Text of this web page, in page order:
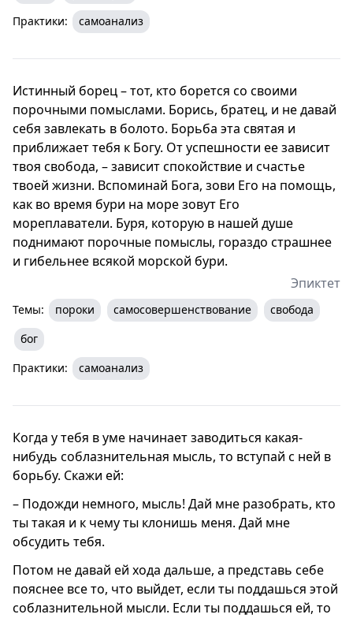
Практики:
самоанализ
Истинный борец – тот, кто борется со своими
порочными помыслами. Борись, братец, и не давай
себя завлекать в болото. Борьба эта святая и
приближает тебя к Богу. От успешности ее зависит
твоя свобода, – зависит спокойствие и счастье
твоей жизни. Вспоминай Бога, зови Его на помощь,
как во время бури на море зовут Его
мореплаватели. Буря, которую в нашей душе
поднимают порочные помыслы, гораздо страшнее
и гибельнее всякой морской бури.
Эпиктет
Темы: пороки самосовершенствование
свобода
бог
Практики:
самоанализ
Когда у тебя в уме начинает заводиться какая-
нибудь соблазнительная мысль, то вступай с ней в
борьбу. Скажи ей:
– Подожди немного, мысль! Дай мне разобрать, кто
ты такая и к чему ты клонишь меня. Дай мне
обсудить тебя.
Потом не давай ей хода дальше, а представь себе
пояснее все то, что выйдет, если ты поддашься этой
соблазнительной мысли. Если ты поддашься ей, то